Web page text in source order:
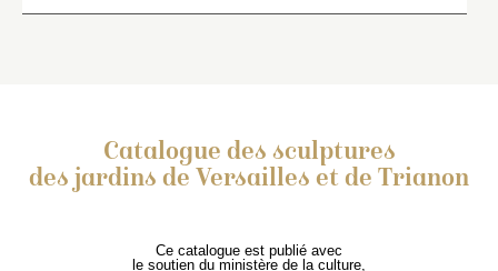
Catalogue des sculptures
des jardins de Versailles et de Trianon
Ce catalogue est publié avec
le soutien du ministère de la culture,